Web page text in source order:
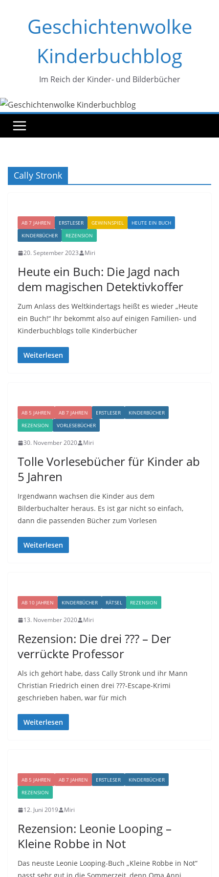
springenGeschichtenwolke
Kinderbuchblog
Im Reich der Kinder- und Bilderbücher
Cally Stronk
AB 7 JAHREN ERSTLESER GEWINNSPIEL
HEUTE EIN BUCH
KINDERBÜCHER
REZENSION
20. September 2023 Miri
Heute ein Buch: Die Jagd nach
dem magischen Detektivkoffer
Zum Anlass des Weltkindertags heißt es wieder „Heute
ein Buch!“ Ihr bekommt also auf einigen Familien- und
Kinderbuchblogs tolle Kinderbücher
Weiterlesen
AB 5 JAHREN AB 7 JAHREN ERSTLESER
KINDERBÜCHER
REZENSION
VORLESEBÜCHER
30. November 2020 Miri
Tolle Vorlesebücher für Kinder ab
5 Jahren
Irgendwann wachsen die Kinder aus dem
Bilderbuchalter heraus. Es ist gar nicht so einfach,
dann die passenden Bücher zum Vorlesen
Weiterlesen
AB 10 JAHREN KINDERBÜCHER RÄTSEL REZENSION
13. November 2020 Miri
Rezension: Die drei ??? – Der
verrückte Professor
Als ich gehört habe, dass Cally Stronk und ihr Mann
Christian Friedrich einen drei ???-Escape-Krimi
geschrieben haben, war für mich
Weiterlesen
AB 5 JAHREN AB 7 JAHREN ERSTLESER
KINDERBÜCHER
REZENSION
12. Juni 2019 Miri
Rezension: Leonie Looping –
Kleine Robbe in Not
Das neuste Leonie Looping-Buch „Kleine Robbe in Not“